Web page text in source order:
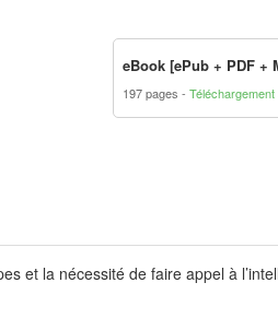
eBook [ePub + PDF +
197 pages
et la nécessité de faire appel à